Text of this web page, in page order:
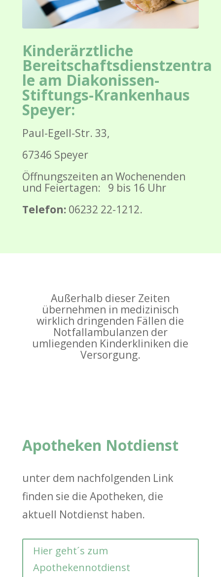
Kinderärztliche
Bereitschaftsdienstzentra
le am Diakonissen-
Stiftungs-Krankenhaus
Speyer:
Paul-Egell-Str. 33,
67346 Speyer
Öffnungszeiten an Wochenenden
und Feiertagen: 9 bis 16 Uhr
Telefon: 06232 22-1212.
Außerhalb dieser Zeiten
übernehmen in medizinisch
wirklich dringenden Fällen die
Notfallambulanzen der
umliegenden Kinderkliniken die
Versorgung.
Apotheken Notdienst
unter dem nachfolgenden Link
finden sie die Apotheken, die
aktuell Notdienst haben.
Hier geht´s zum
Apothekennotdienst